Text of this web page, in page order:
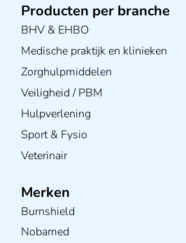
Producten per branche
BHV & EHBO
Medische praktijk en klinieken
Zorghulpmiddelen
Veiligheid / PBM
Hulpverlening
Sport & Fysio
Veterinair
Merken
Burnshield
Nobamed